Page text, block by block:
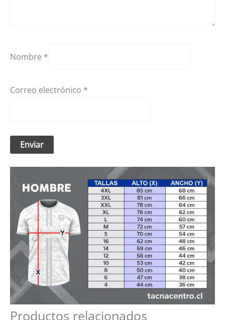
Nombre *
Correo electrónico *
Productos relacionados